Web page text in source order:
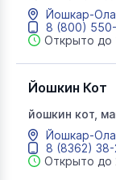
марийские
Йошкар-
8 (800)
Открыто до
Йошкин Кот
йошкин кот,
колбасные
грибыЙошкар-
8 (8362)
Открыто до